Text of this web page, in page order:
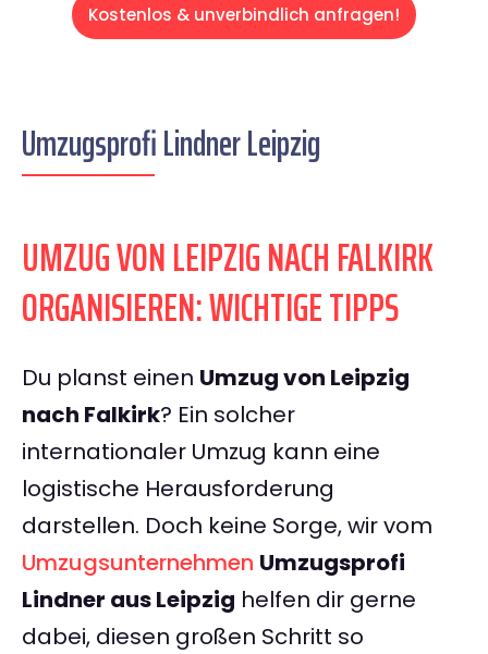
Kostenlos & unverbindlich anfragen!
Umzugsprofi Lindner Leipzig
UMZUG VON LEIPZIG NACH FALKIRK
ORGANISIEREN: WICHTIGE TIPPS
Du planst einen Umzug von Leipzig
nach Falkirk? Ein solcher
internationaler Umzug kann eine
logistische Herausforderung
darstellen. Doch keine Sorge, wir vom
Umzugsunternehmen Umzugsprofi
Lindner aus Leipzig helfen dir gerne
dabei, diesen großen Schritt so